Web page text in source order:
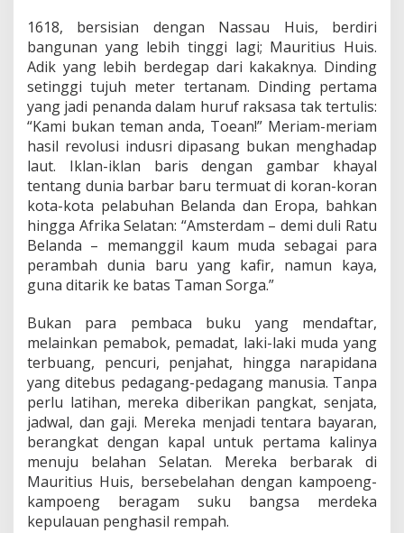
n
a
P
o
l
a
n
g
?
1618, bersisian dengan Nassau Huis, berdiri
bangunan yang lebih tinggi lagi; Mauritius Huis.
Adik yang lebih berdegap dari kakaknya. Dinding
setinggi tujuh meter tertanam. Dinding pertama
yang jadi penanda dalam huruf raksasa tak tertulis:
“Kami bukan teman anda, Toean!” Meriam-meriam
hasil revolusi indusri dipasang bukan menghadap
laut. Iklan-iklan baris dengan gambar khayal
tentang dunia barbar baru termuat di koran-koran
kota-kota pelabuhan Belanda dan Eropa, bahkan
hingga Afrika Selatan: “Amsterdam – demi duli Ratu
Belanda – memanggil kaum muda sebagai para
perambah dunia baru yang kafir, namun kaya,
guna ditarik ke batas Taman Sorga.”
Bukan para pembaca buku yang mendaftar,
melainkan pemabok, pemadat, laki-laki muda yang
terbuang, pencuri, penjahat, hingga narapidana
yang ditebus pedagang-pedagang manusia. Tanpa
perlu latihan, mereka diberikan pangkat, senjata,
jadwal, dan gaji. Mereka menjadi tentara bayaran,
berangkat dengan kapal untuk pertama kalinya
menuju belahan Selatan. Mereka berbarak di
Mauritius Huis, bersebelahan dengan kampoeng-
kampoeng beragam suku bangsa merdeka
kepulauan penghasil rempah.